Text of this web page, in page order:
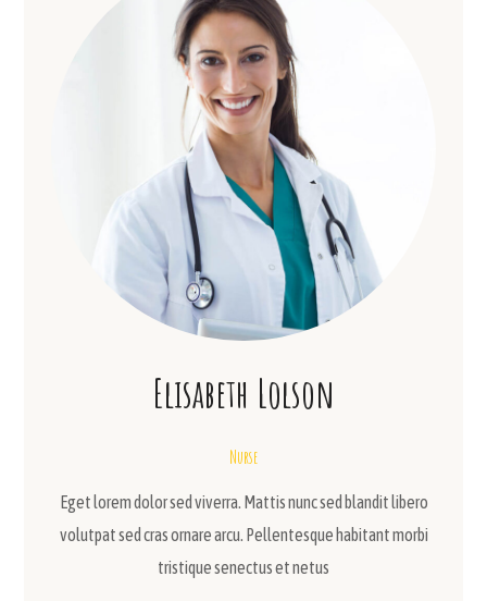
Elisabeth Lolson
Nurse
Eget lorem dolor sed viverra. Mattis nunc sed blandit libero
volutpat sed cras ornare arcu. Pellentesque habitant morbi
tristique senectus et netus